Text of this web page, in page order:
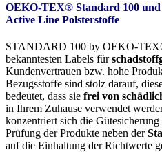
OEKO-TEX® Standard 100
Active Line Polsterstoffe
STANDARD 100 by OEKO-
bekanntesten Labels für
Kundenvertrauen bzw. hohe
Bezugsstoffe sind stolz darauf,
bedeutet, dass sie frei von
in Ihrem Zuhause verwendet
konzentriert sich die
Prüfung der Produkte neben der
auf die Einhaltung der Richtwerte